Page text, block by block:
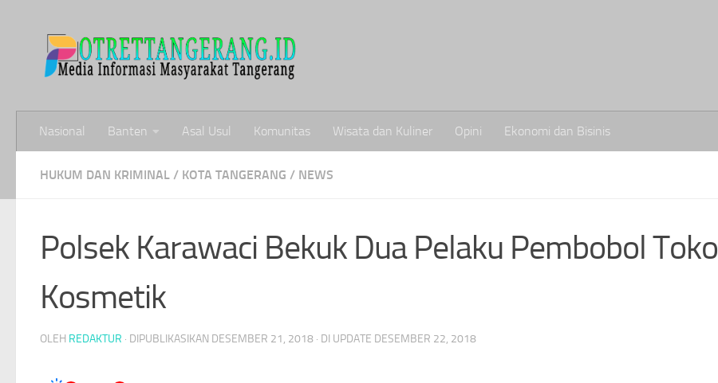
Nasional Banten Asal Usul Komunitas Wisata dan Kuliner Opini Ekonomi dan Bisinis
HUKUM DAN KRIMINAL / KOTA TANGERANG / NEWS
Polsek Karawaci Bekuk Dua Pelaku Pembobol Toko
Kosmetik
OLEH REDAKTUR · DIPUBLIKASIKAN DESEMBER 21, 2018 · DI UPDATE DESEMBER 22, 2018